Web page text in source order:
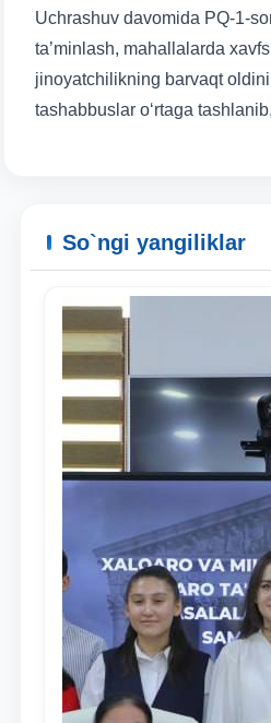
Ism va familiyangiz
Pochta
Uchrashuv davomida PQ-1-
ta’minlash, mahallalarda
jinoyatchilikning barvaqt
tashabbuslar o‘rtaga
So`ngi yangiliklar